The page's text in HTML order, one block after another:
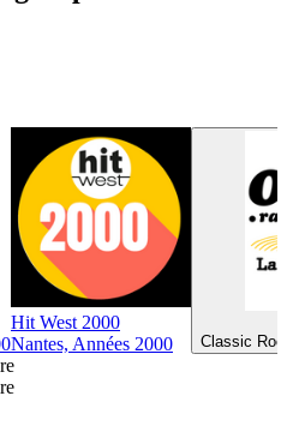
Hit West 2000
Nantes, Années 2000
Classic